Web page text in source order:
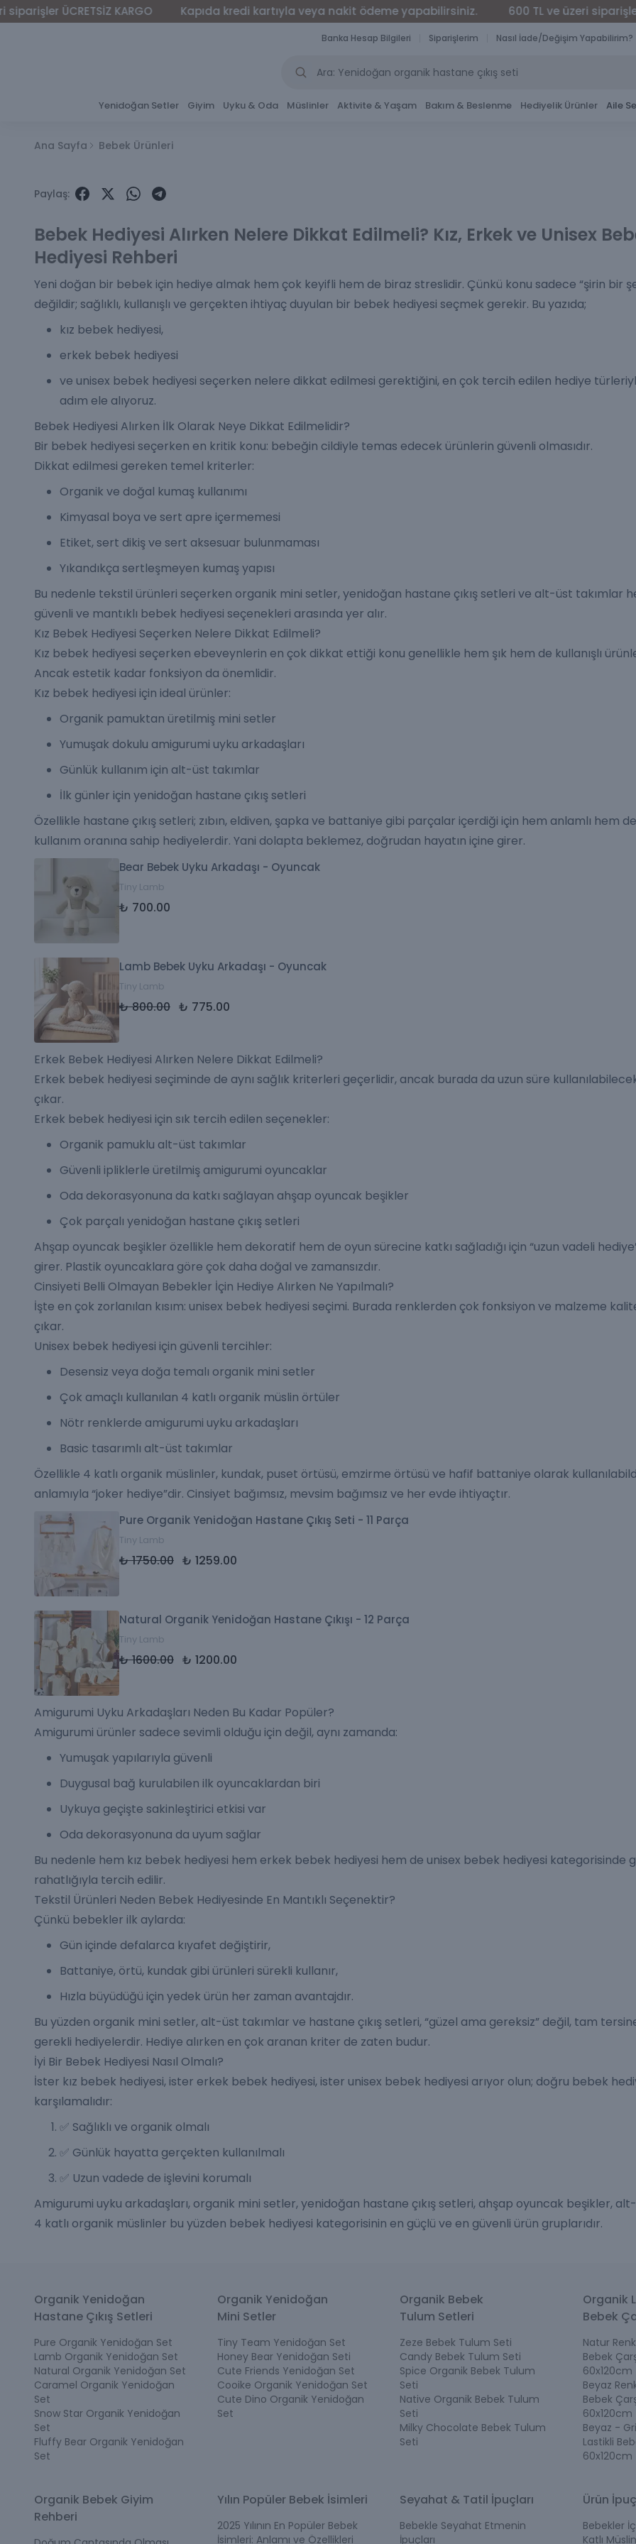
KARGO Kapıda kredi kartıyla veya nakit ödeme yapabilirsiniz. 600 TL ve üzeri siparişler
Banka Hesap Bilgileri Siparişlerim Nasıl İade/Değişim Yapabilirim?
Yenidoğan Setler Giyim Uyku & Oda Müslinler Aktivite & Yaşam Bakım & Beslenme Hediyelik Ürünler Aile
Ana Sayfa Bebek Ürünleri
Paylaş:
Bebek Hediyesi Alırken Nelere Dikkat Edilmeli? Kız, Erkek ve Unisex
Hediyesi Rehberi
Yeni doğan bir bebek için hediye almak hem çok keyifli hem de biraz streslidir. Çünkü konu sadece “şirin bir
değildir; sağlıklı, kullanışlı ve gerçekten ihtiyaç duyulan bir bebek hediyesi seçmek gerekir. Bu yazıda;
kız bebek hediyesi,
erkek bebek hediyesi
ve unisex bebek hediyesi seçerken nelere dikkat edilmesi gerektiğini, en çok tercih edilen hediye
adım ele alıyoruz.
Bebek Hediyesi Alırken İlk Olarak Neye Dikkat Edilmelidir?
Bir bebek hediyesi seçerken en kritik konu: bebeğin cildiyle temas edecek ürünlerin güvenli olmasıdır.
Dikkat edilmesi gereken temel kriterler:
Organik ve doğal kumaş kullanımı
Kimyasal boya ve sert apre içermemesi
Etiket, sert dikiş ve sert aksesuar bulunmaması
Yıkandıkça sertleşmeyen kumaş yapısı
Bu nedenle tekstil ürünleri seçerken organik mini setler, yenidoğan hastane çıkış setleri ve alt-üst takımlar
güvenli ve mantıklı bebek hediyesi seçenekleri arasında yer alır.
Kız Bebek Hediyesi Seçerken Nelere Dikkat Edilmeli?
Kız bebek hediyesi seçerken ebeveynlerin en çok dikkat ettiği konu genellikle hem şık hem de kullanışlı
Ancak estetik kadar fonksiyon da önemlidir.
Kız bebek hediyesi için ideal ürünler:
Organik pamuktan üretilmiş mini setler
Yumuşak dokulu amigurumi uyku arkadaşları
Günlük kullanım için alt-üst takımlar
İlk günler için yenidoğan hastane çıkış setleri
Özellikle hastane çıkış setleri; zıbın, eldiven, şapka ve battaniye gibi parçalar içerdiği için hem anlamlı hem
kullanım oranına sahip hediyelerdir. Yani dolapta beklemez, doğrudan hayatın içine girer.
Bear Bebek Uyku Arkadaşı - Oyuncak
Tiny Lamb
₺ 700.00
Lamb Bebek Uyku Arkadaşı - Oyuncak
Tiny Lamb
₺ 800.00 ₺ 775.00
Erkek Bebek Hediyesi Alırken Nelere Dikkat Edilmeli?
Erkek bebek hediyesi seçiminde de aynı sağlık kriterleri geçerlidir, ancak burada da uzun süre
çıkar.
Erkek bebek hediyesi için sık tercih edilen seçenekler:
Organik pamuklu alt-üst takımlar
Güvenli ipliklerle üretilmiş amigurumi oyuncaklar
Oda dekorasyonuna da katkı sağlayan ahşap oyuncak beşikler
Çok parçalı yenidoğan hastane çıkış setleri
Ahşap oyuncak beşikler özellikle hem dekoratif hem de oyun sürecine katkı sağladığı için “uzun vadeli
girer. Plastik oyuncaklara göre çok daha doğal ve zamansızdır.
Cinsiyeti Belli Olmayan Bebekler İçin Hediye Alırken Ne Yapılmalı?
İşte en çok zorlanılan kısım: unisex bebek hediyesi seçimi. Burada renklerden çok fonksiyon ve malzeme
çıkar.
Unisex bebek hediyesi için güvenli tercihler:
Desensiz veya doğa temalı organik mini setler
Çok amaçlı kullanılan 4 katlı organik müslin örtüler
Nötr renklerde amigurumi uyku arkadaşları
Basic tasarımlı alt-üst takımlar
Özellikle 4 katlı organik müslinler, kundak, puset örtüsü, emzirme örtüsü ve hafif battaniye olarak
anlamıyla “joker hediye”dir. Cinsiyet bağımsız, mevsim bağımsız ve her evde ihtiyaçtır.
Pure Organik Yenidoğan Hastane Çıkış Seti - 11 Parça
Tiny Lamb
₺ 1750.00 ₺ 1259.00
Natural Organik Yenidoğan Hastane Çıkışı - 12 Parça
Tiny Lamb
₺ 1600.00 ₺ 1200.00
Amigurumi Uyku Arkadaşları Neden Bu Kadar Popüler?
Amigurumi ürünler sadece sevimli olduğu için değil, aynı zamanda:
Yumuşak yapılarıyla güvenli
Duygusal bağ kurulabilen ilk oyuncaklardan biri
Uykuya geçişte sakinleştirici etkisi var
Oda dekorasyonuna da uyum sağlar
Bu nedenle hem kız bebek hediyesi hem erkek bebek hediyesi hem de unisex bebek hediyesi kategorisinde
rahatlığıyla tercih edilir.
Tekstil Ürünleri Neden Bebek Hediyesinde En Mantıklı Seçenektir?
Çünkü bebekler ilk aylarda:
Gün içinde defalarca kıyafet değiştirir,
Battaniye, örtü, kundak gibi ürünleri sürekli kullanır,
Hızla büyüdüğü için yedek ürün her zaman avantajdır.
Bu yüzden organik mini setler, alt-üst takımlar ve hastane çıkış setleri, “güzel ama gereksiz” değil, tam
gerekli hediyelerdir. Hediye alırken en çok aranan kriter de zaten budur.
İyi Bir Bebek Hediyesi Nasıl Olmalı?
İster kız bebek hediyesi, ister erkek bebek hediyesi, ister unisex bebek hediyesi arıyor olun; doğru bebek
karşılamalıdır:
✅ Sağlıklı ve organik olmalı
✅ Günlük hayatta gerçekten kullanılmalı
✅ Uzun vadede de işlevini korumalı
Amigurumi uyku arkadaşları, organik mini setler, yenidoğan hastane çıkış setleri, ahşap oyuncak beşikler,
4 katlı organik müslinler bu yüzden bebek hediyesi kategorisinin en güçlü ve en güvenli ürün gruplarıdır.
Organik Yenidoğan
Hastane Çıkış Setleri
Pure Organik Yenidoğan Set
Lamb Organik Yenidoğan Set
Natural Organik Yenidoğan Set
Caramel Organik Yenidoğan
Set
Snow Star Organik Yenidoğan
Set
Fluffy Bear Organik Yenidoğan
Set
Organik Yenidoğan
Mini Setler
Tiny Team Yenidoğan Set
Honey Bear Yenidoğan Seti
Cute Friends Yenidoğan Set
Cooike Organik Yenidoğan Set
Cute Dino Organik Yenidoğan
Set
Organik Bebek
Tulum Setleri
Zeze Bebek Tulum Seti
Candy Bebek Tulum Seti
Spice Organik Bebek Tulum
Seti
Native Organik Bebek Tulum
Seti
Milky Chocolate Bebek Tulum
Seti
Organik
Bebek
Natur
Bebek
60x120cm
Beyaz
Bebek
60x120cm
Beyaz -
Lastikli
60x120cm
Organik Bebek Giyim
Rehberi
Yılın Popüler Bebek İsimleri
2025 Yılının En Popüler Bebek
İsimleri: Anlamı ve Özellikleri
Seyahat & Tatil İpuçları
Bebekle Seyahat Etmenin
İpuçları
Ürün
Bebekler
Katlı